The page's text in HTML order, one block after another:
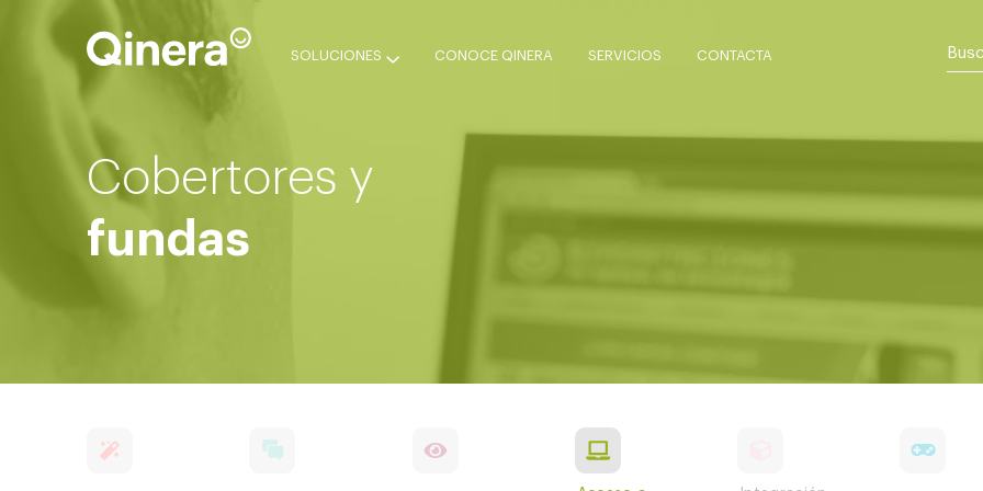
SOLUCIONES CONOCE QINERA SERVICIOS CONTACTA
Cobertores y
fundas